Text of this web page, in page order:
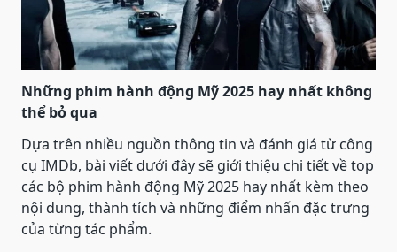
Những phim hành động Mỹ 2025 hay nhất không
thể bỏ qua
Dựa trên nhiều nguồn thông tin và đánh giá từ công
cụ IMDb, bài viết dưới đây sẽ giới thiệu chi tiết về top
các bộ phim hành động Mỹ 2025 hay nhất kèm theo
nội dung, thành tích và những điểm nhấn đặc trưng
của từng tác phẩm.